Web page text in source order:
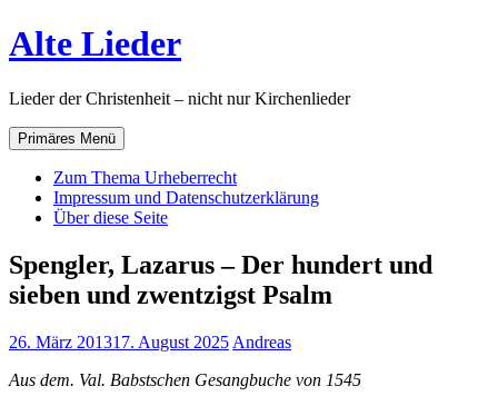
Zum
Inhalt
Alte Lieder
Lieder der Christenheit – nicht nur Kirchenlieder
Primäres Menü
Zum Thema Urheberrecht
Impressum und Datenschutzerklärung
Über diese Seite
Spengler, Lazarus – Der hundert und
sieben und zwentzigst Psalm
26. März 201317. August 2025 Andreas
Aus dem. Val. Babstschen Gesangbuche von 1545